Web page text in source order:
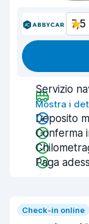
7,5
Servizio
Mostra i
Deposito
Conferma
Paga
Check-in online